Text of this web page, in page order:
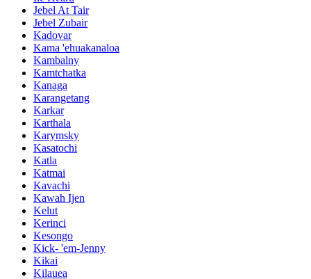
Jebel At Tair
Jebel Zubair
Kadovar
Kama 'ehuakanaloa
Kambalny
Kamtchatka
Kanaga
Karangetang
Karkar
Karthala
Karymsky
Kasatochi
Katla
Katmai
Kavachi
Kawah Ijen
Kelut
Kerinci
Kesongo
Kick- 'em-Jenny
Kikai
Kilauea